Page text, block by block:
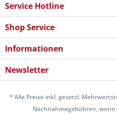
Service Hotline
Shop Service
Informationen
Newsletter
* Alle Preise inkl. gesetzl.
Nachnahmegebühren,